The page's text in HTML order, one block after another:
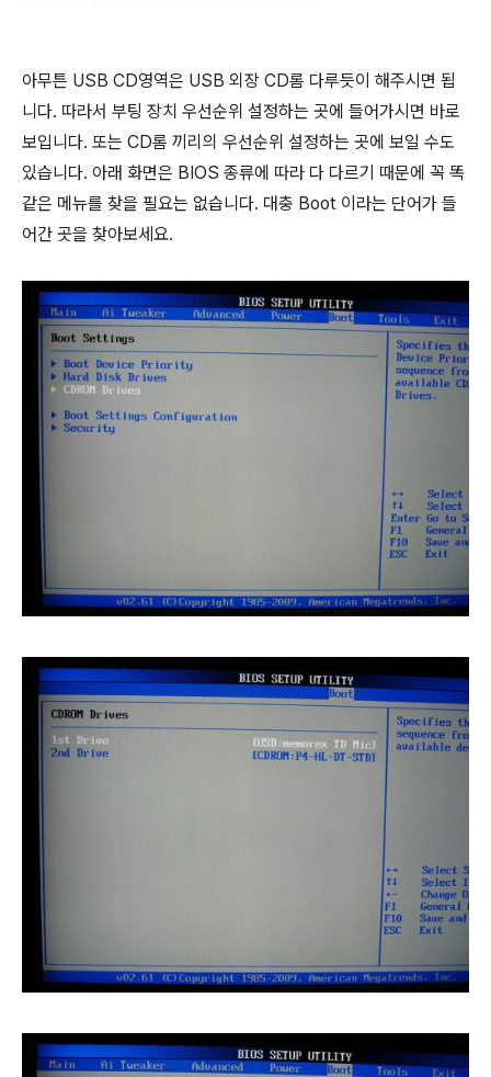
아무튼 USB CD영역은 USB 외장 CD롬 다루듯이 해주시면 됩
니다. 따라서 부팅 장치 우선순위 설정하는 곳에 들어가시면 바로
보입니다. 또는 CD롬 끼리의 우선순위 설정하는 곳에 보일 수도
있습니다. 아래 화면은 BIOS 종류에 따라 다 다르기 때문에 꼭 똑
같은 메뉴를 찾을 필요는 없습니다. 대충 Boot 이라는 단어가 들
어간 곳을 찾아보세요.